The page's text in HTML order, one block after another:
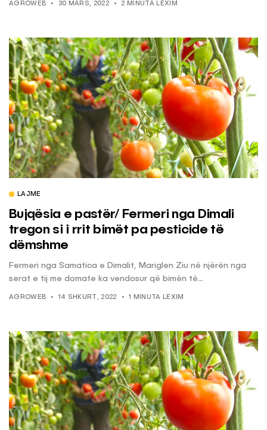
AGROWEB 30 MARS, 2022 2 MINUTA LEXIM
LAJME
Bujqësia e pastër/ Fermeri nga Dimali
tregon si i rrit bimët pa pesticide të
dëmshme
Fermeri nga Samatica e Dimalit, Mariglen Ziu në njërën nga
serat e tij me domate ka vendosur që bimën të...
AGROWEB 14 SHKURT, 2022 1 MINUTA LEXIM